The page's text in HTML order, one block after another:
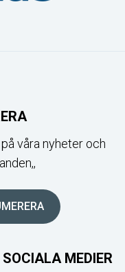
våra nyheter och
MEDIER